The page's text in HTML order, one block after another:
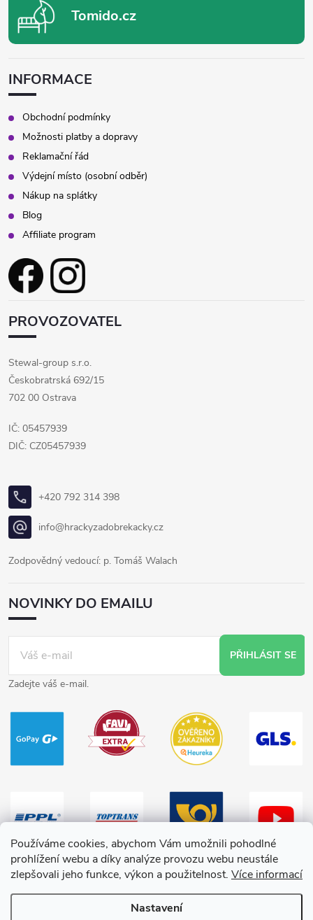
Používáme cookies, abychom Vám umožnili pohodlné
prohlížení webu a díky analýze provozu webu neustále
zlepšovali jeho funkce, výkon a použitelnost. Více informací
Nastavení
Tomido.cz
INFORMACE
Obchodní podmínky
Možnosti platby a dopravy
Reklamační řád
Výdejní místo (osobní odběr)
Nákup na splátky
Blog
Affiliate program
PROVOZOVATEL
Stewal-group s.r.o.
Českobratrská 692/15
702 00 Ostrava
IČ: 05457939
DIČ: CZ05457939
+420 792 314 398
info@hrackyzadobrekacky.cz
Zodpovědný vedoucí: p. Tomáš Walach
NOVINKY DO EMAILU
PŘIHLÁSIT SE
Zadejte váš e-mail.